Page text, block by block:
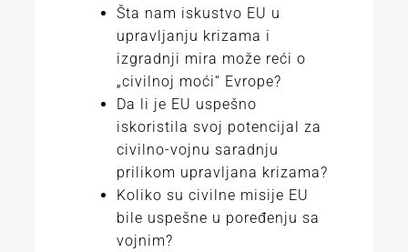
Šta nam iskustvo EU u
upravljanju krizama i
izgradnji mira može reći o
„civilnoj moći“ Evrope?
Da li je EU uspešno
iskoristila svoj potencijal za
civilno-vojnu saradnju
prilikom upravljana krizama?
Koliko su civilne misije EU
bile uspešne u poređenju sa
vojnim?